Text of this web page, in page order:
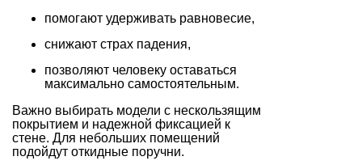
помогают удерживать равновесие,
снижают страх падения,
позволяют человеку оставаться
максимально самостоятельным.
Важно выбирать модели с нескользящим
покрытием и надежной фиксацией к
стене. Для небольших помещений
подойдут откидные поручни.